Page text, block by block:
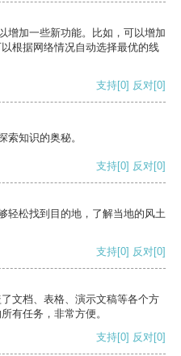
增加一些新功能。比如，可以增加
根据网络情况自动选择最优的线
支持[0] 反对[0]
索知识的奥秘。
支持[0] 反对[0]
轻松找到目的地，了解当地的风土
支持[0] 反对[0]
文档、表格、演示文稿等各个方
有任务，非常方便。
支持[0] 反对[0]